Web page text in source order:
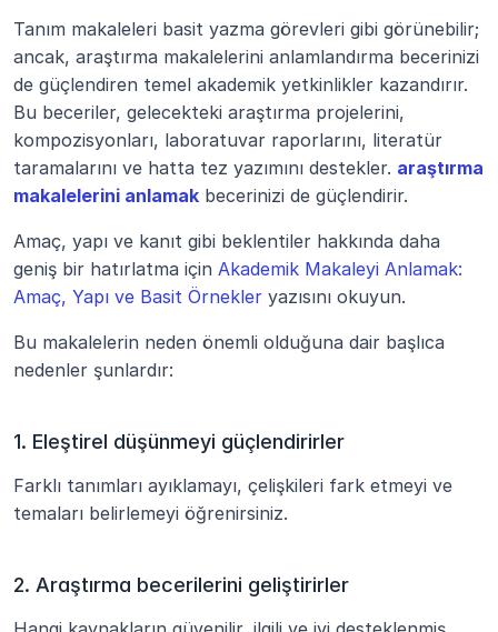
Tanım makaleleri basit yazma görevleri gibi görünebilir;
ancak, araştırma makalelerini anlamlandırma becerinizi
de güçlendiren temel akademik yetkinlikler kazandırır.
Bu beceriler, gelecekteki araştırma projelerini,
kompozisyonları, laboratuvar raporlarını, literatür
taramalarını ve hatta tez yazımını destekler. araştırma
makalelerini anlamak becerinizi de güçlendirir.
Amaç, yapı ve kanıt gibi beklentiler hakkında daha
geniş bir hatırlatma için Akademik Makaleyi Anlamak:
Amaç, Yapı ve Basit Örnekler yazısını okuyun.
Bu makalelerin neden önemli olduğuna dair başlıca
nedenler şunlardır:
1. Eleştirel düşünmeyi güçlendirirler
Farklı tanımları ayıklamayı, çelişkileri fark etmeyi ve
temaları belirlemeyi öğrenirsiniz.
2. Araştırma becerilerini geliştirirler